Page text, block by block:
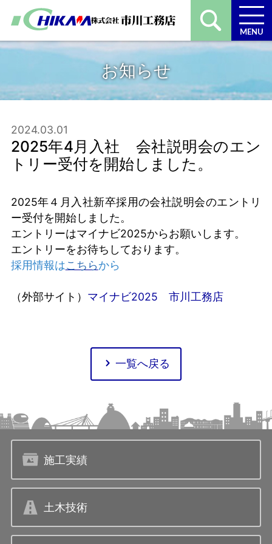
MENU
お知らせ
2024.03.01
2025年4月入社 会社説明会のエン
トリー受付を開始しました。
2025年４月入社新卒採用の会社説明会のエントリ
ー受付を開始しました。
エントリーはマイナビ2025からお願いします。
エントリーをお待ちしております。
採用情報はこちらから
（外部サイト） マイナビ2025 市川工務店
一覧へ戻る
施工実績
土木技術